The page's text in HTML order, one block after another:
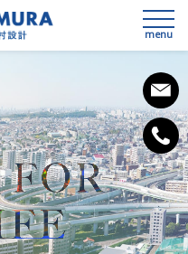
私たちの想い
menu